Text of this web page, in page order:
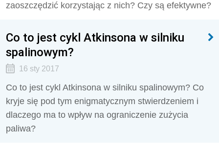
zaoszczędzić korzystając z nich? Czy są efektywne?
Co to jest cykl Atkinsona w silniku
spalinowym?
16 sty 2017
Co to jest cykl Atkinsona w silniku spalinowym? Co
kryje się pod tym enigmatycznym stwierdzeniem i
dlaczego ma to wpływ na ograniczenie zużycia
paliwa?